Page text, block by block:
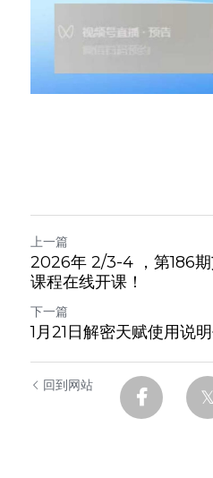
上一篇
2026年 2/3-4 ，第186
课程在线开课！
下一篇
1月21日解密天赋使用说
回到网站